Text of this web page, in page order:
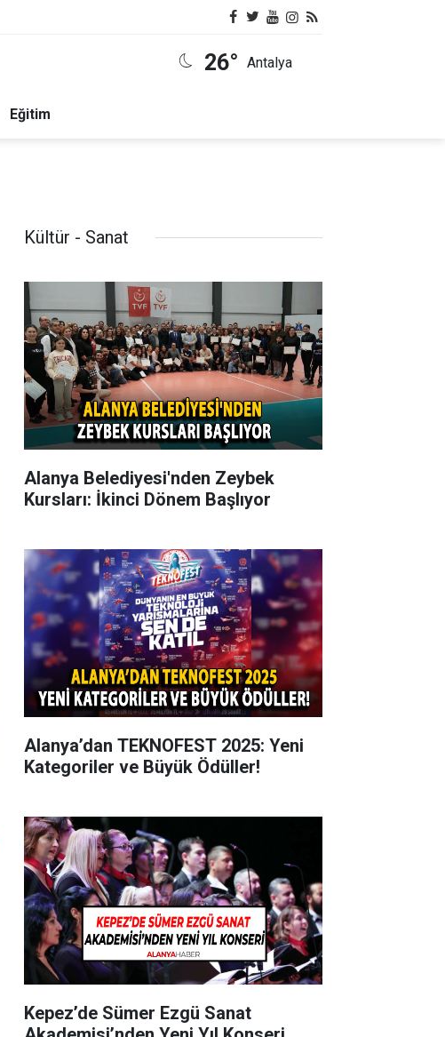
26° Antalya
Eğitim
Kültür - Sanat
Alanya Belediyesi'nden Zeybek
Kursları: İkinci Dönem Başlıyor
Alanya’dan TEKNOFEST 2025: Yeni
Kategoriler ve Büyük Ödüller!
Kepez’de Sümer Ezgü Sanat